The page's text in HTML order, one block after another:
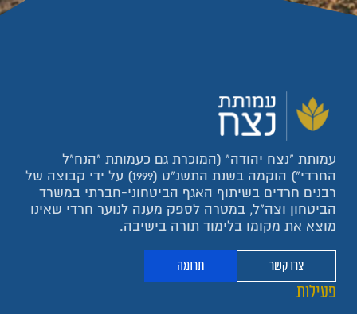
עמותת "נצח יהודה" (המוכרת גם כעמותת "הנח"ל
החרדי") הוקמה בשנת התשנ"ט (1999) על ידי קבוצה של
רבנים חרדים בשיתוף האגף הביטחוני-חברתי במשרד
הביטחון וצה"ל, במטרה לספק מענה לנוער חרדי שאינו
מוצא את מקומו בלימוד תורה בישיבה.
צרו קשר תרומה
פעילות